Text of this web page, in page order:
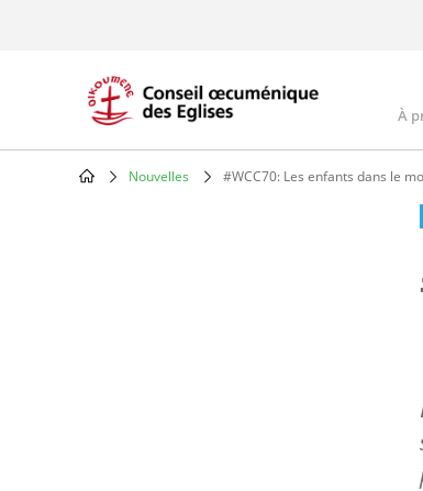
À
Nouvelles #WCC70: Les enfants dans le